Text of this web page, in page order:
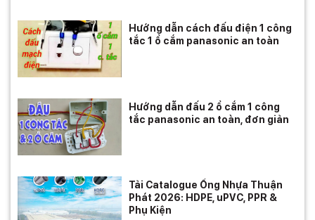
Hướng dẫn cách đấu điện 1 công
tắc 1 ổ cắm panasonic an toàn
Hướng dẫn đấu 2 ổ cắm 1 công
tắc panasonic an toàn, đơn giản
Tải Catalogue Ống Nhựa Thuận
Phát 2026: HDPE, uPVC, PPR &
Phụ Kiện